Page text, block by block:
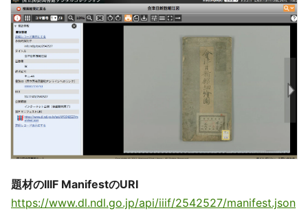
題材のIIIF ManifestのURI
https://www.dl.ndl.go.jp/api/iiif/2542527/manifest.json